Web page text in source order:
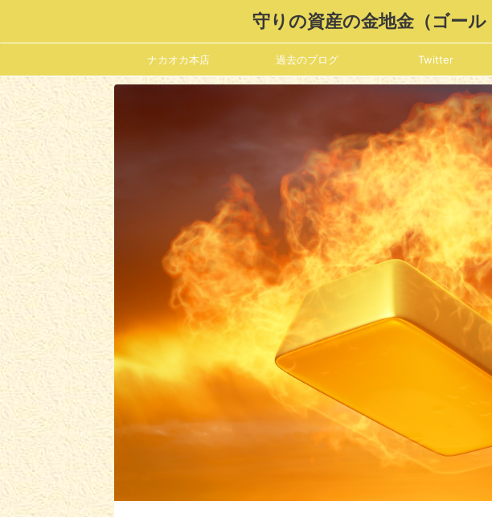
守りの資産の金地金（ゴー
ナカオカ本店 過去のブログ Twitter